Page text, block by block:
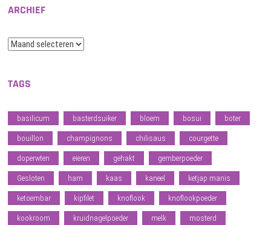
ARCHIEF
Archief
TAGS
basilicum basterdsuiker bloem bosui boter
bouillon champignons chilisaus courgette
doperwten eieren gehakt gemberpoeder
Gesloten ham kaas kaneel ketjap manis
ketoembar kipfilet knoflook knoflookpoeder
kookroom kruidnagelpoeder melk mosterd